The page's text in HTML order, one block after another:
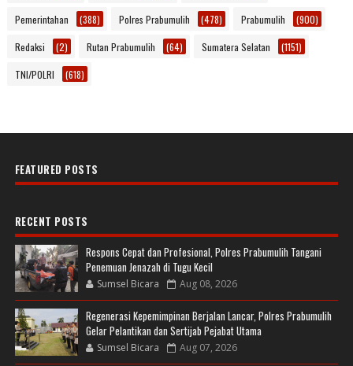
Pemerintahan (388) Polres Prabumulih (478) Prabumulih (900)
Redaksi (2) Rutan Prabumulih (64) Sumatera Selatan (1151)
TNI/POLRI (618)
FEATURED POSTS
RECENT POSTS
Respons Cepat dan Profesional, Polres Prabumulih Tangani
Penemuan Jenazah di Tugu Kecil
Sumsel Bicara Aug 08, 2026
Regenerasi Kepemimpinan Berjalan Lancar, Polres Prabumulih
Gelar Pelantikan dan Sertijab Pejabat Utama
Sumsel Bicara Aug 07, 2026